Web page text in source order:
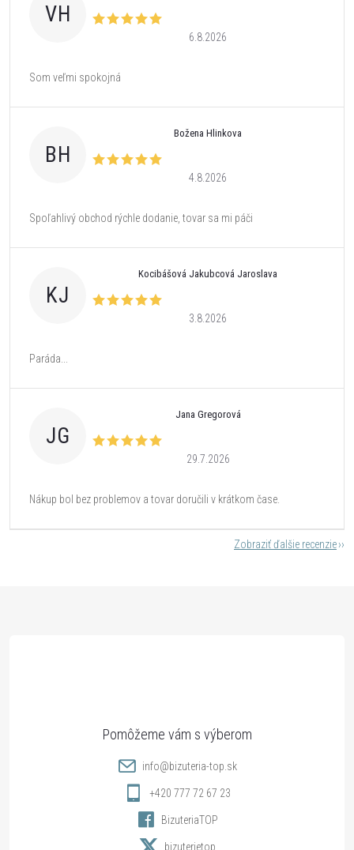
VH
6.8.2026
Som veľmi spokojná
BH
Božena Hlinkova
4.8.2026
Spoľahlivý obchod rýchle dodanie, tovar sa mi páči
KJ
Kocibášová Jakubcová Jaroslava
3.8.2026
Paráda...
JG
Jana Gregorová
29.7.2026
Nákup bol bez problemov a tovar doručili v krátkom čase.
Zobraziť ďalšie recenzie
info@bizuteria-top.sk
+420 777 72 67 23
BizuteriaTOP
bizuterietop